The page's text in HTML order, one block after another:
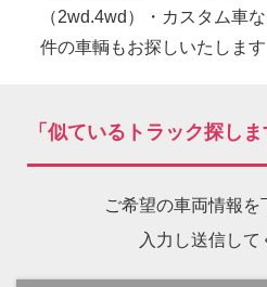
（2wd.4wd）・カスタム車
件の車輌もお探しいたします
「似ているトラック探し
ご希望の車両情報を
入力し送信して